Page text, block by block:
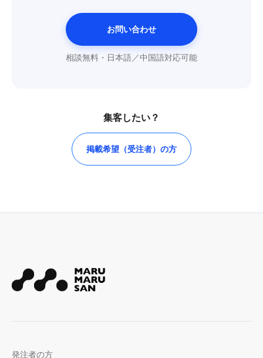
お問い合わせ
相談無料・日本語／中国語対応可能
集客したい？
掲載希望（受注者）の方
発注者の方